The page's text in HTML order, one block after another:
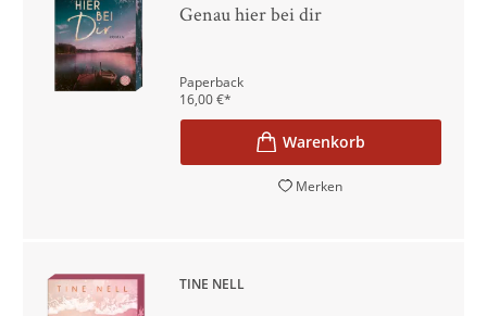
Genau hier bei dir
Paperback
16,00€*
Merken
TINE NELL